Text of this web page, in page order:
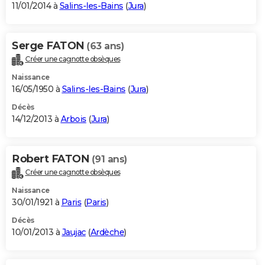
11/01/2014 à Salins-les-Bains (Jura)
Serge FATON (63 ans)
Créer une cagnotte obsèques
Naissance
16/05/1950 à Salins-les-Bains (Jura)
Décès
14/12/2013 à Arbois (Jura)
Robert FATON (91 ans)
Créer une cagnotte obsèques
Naissance
30/01/1921 à Paris (Paris)
Décès
10/01/2013 à Jaujac(Ardèche)